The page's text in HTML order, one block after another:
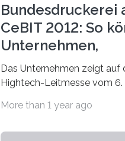
Bundesdruckerei
CeBIT 2012: So
Unternehmen,
Behörden, Kunden
Bürger vom
Ausweis profitieren
Das Unternehmen zeigt auf
Hightech-Leitmesse vom 6.
und Ideen für das
More than 1 year ago